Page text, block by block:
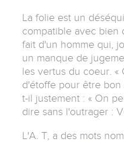
La folie est un
compatible avec bien
fait d'un homme qui,
un manque de
les vertus du coeur. «
d'étoffe pour être bon
t-il justement : « On
dire sans l'outrager :
L'A. T, a des mots